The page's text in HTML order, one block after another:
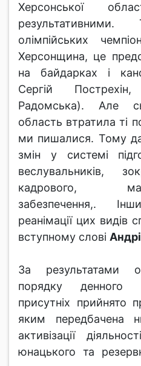
Херсонської
олімпійських
Херсонщина, це
на байдарках і
Сергій
Радомська). Але
область втратила ті
ми пишалися. Тому
змін у системі
веслувальників,
кадрового,
забезпечення,.
реанімації цих видів
вступному слові
За результатами
порядку денного
присутніх прийнято
яким передбачена
активізації
юнацького та